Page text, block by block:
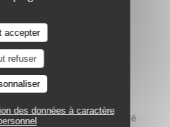
accepter
refuser
des données à caractère
aux personnes à mobilité